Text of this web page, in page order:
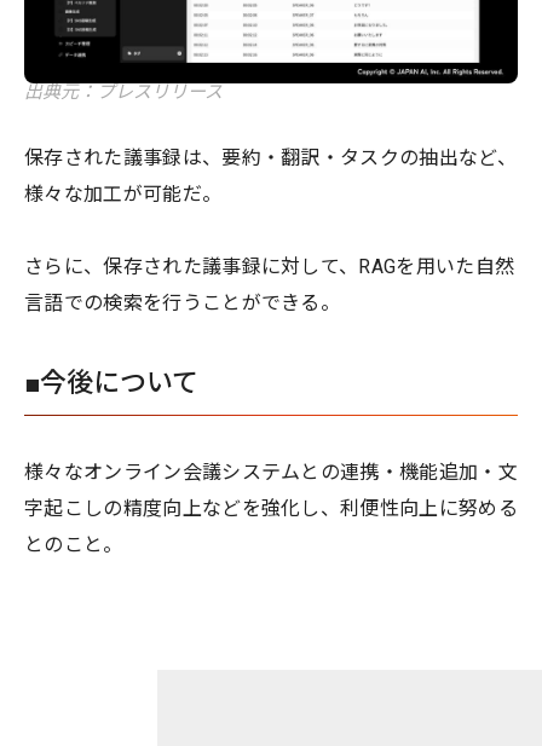
出典元：プレスリリース
保存された議事録は、要約・翻訳・タスクの抽出など、
様々な加工が可能だ。
さらに、保存された議事録に対して、RAGを用いた自然
言語での検索を行うことができる。
■今後について
様々なオンライン会議システムとの連携・機能追加・文
字起こしの精度向上などを強化し、利便性向上に努める
とのこと。